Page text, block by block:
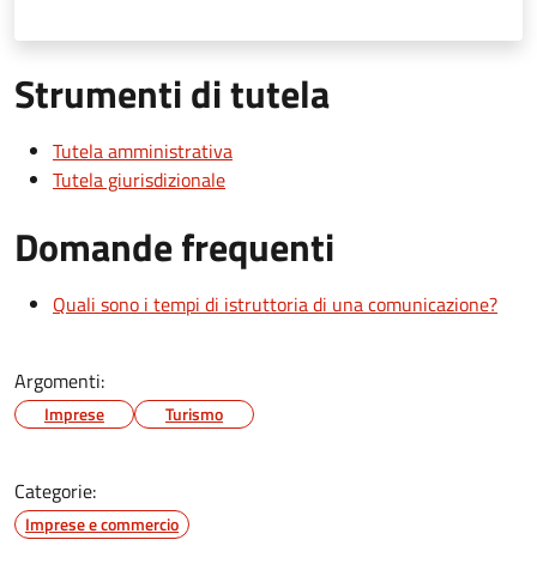
Strumenti di tutela
Tutela amministrativa
Tutela giurisdizionale
Domande frequenti
Quali sono i tempi di istruttoria di una comunicazione?
Argomenti:
Imprese Turismo
Categorie:
Imprese e commercio